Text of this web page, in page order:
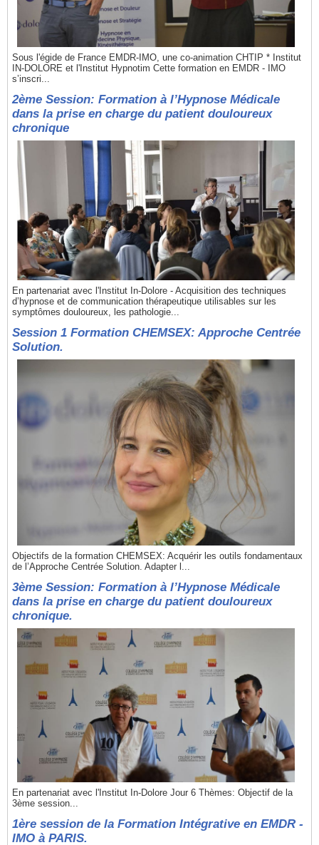
Sous l'égide de France EMDR-IMO, une co-animation CHTIP * Institut
IN-DOLORE et l'Institut Hypnotim Cette formation en EMDR - IMO
s’inscri...
2ème Session: Formation à l’Hypnose Médicale
dans la prise en charge du patient douloureux
chronique
En partenariat avec l'Institut In-Dolore - Acquisition des techniques
d’hypnose et de communication thérapeutique utilisables sur les
symptômes douloureux, les pathologie...
Session 1 Formation CHEMSEX: Approche Centrée
Solution.
Objectifs de la formation CHEMSEX: Acquérir les outils fondamentaux
de l’Approche Centrée Solution. Adapter l...
3ème Session: Formation à l’Hypnose Médicale
dans la prise en charge du patient douloureux
chronique.
En partenariat avec l'Institut In-Dolore Jour 6 Thèmes: Objectif de la
3ème session...
1ère session de la Formation Intégrative en EMDR -
IMO à PARIS.